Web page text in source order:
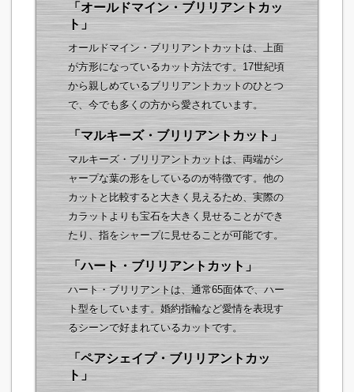
「オールドマイン・ブリリアントカッ
ト」
オールドマイン・ブリリアントカットは、上面
が方形になっているカット方法です。17世紀頃
から親しめているブリリアントカットのひとつ
で、今でも多くの方から愛されています。
「マルキーズ・ブリリアントカット」
マルキーズ・ブリリアントカットは、両端がシ
ャープな葉の形をしているのが特徴です。他の
カットと比較すると大きく見えるため、実際の
カラットよりも宝石を大きく見せることができ
たり、指をシャープに見せることが可能です。
「ハート・ブリリアントカット」
ハート・ブリリアントは、通常65面体で、ハー
ト型をしています。婚約指輪など愛情を表現す
るシーンで好まれているカットです。
「ペアシェイプ・ブリリアントカッ
ト」